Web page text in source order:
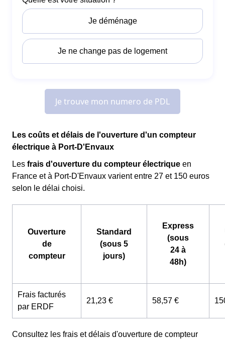
Les coûts et délais de l'ouverture d'un compteur
électrique à Port-D'Envaux
Les frais d'ouverture du compteur électrique en
France et à Port-D'Envaux varient entre 27 et 150 euros
selon le délai choisi.
Ouverture
de
compteur
Standard
(sous 5
jours)
Express
(sous
24 à
48h)
Frais facturés
par ERDF
21,23 € 58,57 €
Consultez les frais et délais d'ouverture de compteur